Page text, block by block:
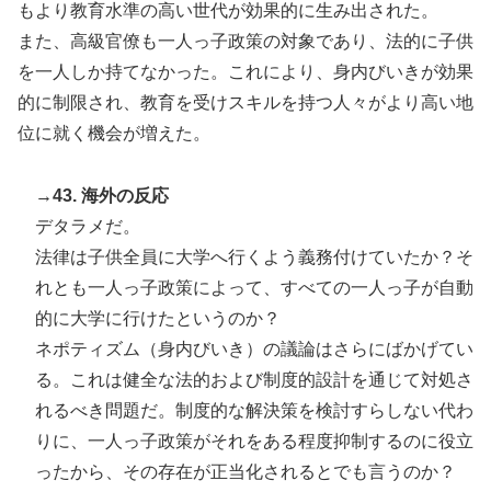
もより教育水準の高い世代が効果的に生み出された。
また、高級官僚も一人っ子政策の対象であり、法的に子供
を一人しか持てなかった。これにより、身内びいきが効果
的に制限され、教育を受けスキルを持つ人々がより高い地
位に就く機会が増えた。
→43. 海外の反応
デタラメだ。
法律は子供全員に大学へ行くよう義務付けていたか？そ
れとも一人っ子政策によって、すべての一人っ子が自動
的に大学に行けたというのか？
ネポティズム（身内びいき）の議論はさらにばかげてい
る。これは健全な法的および制度的設計を通じて対処さ
れるべき問題だ。制度的な解決策を検討すらしない代わ
りに、一人っ子政策がそれをある程度抑制するのに役立
ったから、その存在が正当化されるとでも言うのか？